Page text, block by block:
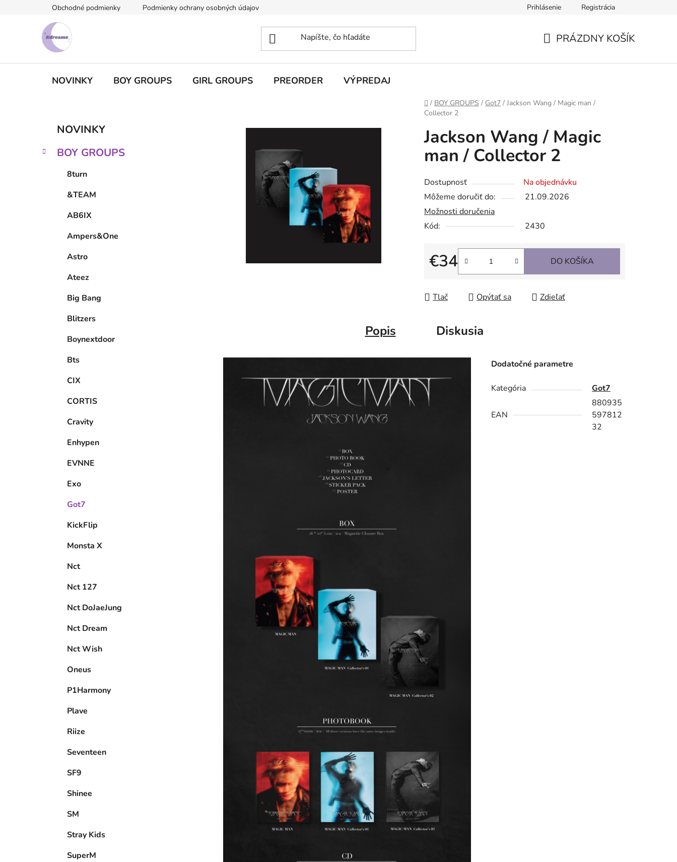
Obchodné podmienky Podmienky ochrany osobných údajov Prihlásenie Registrácia
PRÁZDNY KOŠÍK
NOVINKY BOY GROUPS GIRL GROUPS PREORDER VÝPREDAJ
Domov
/ BOY GROUPS / Got7 / Jackson Wang / Magic man /
Collector 2
č
Preskočiť
kategórie
e
NOVINKY
BOY GROUPS
8turn
&TEAM
AB6IX
Ampers&One
Astro
Ateez
Big Bang
Blitzers
Boynextdoor
Bts
CIX
CORTIS
Cravity
Enhypen
EVNNE
Exo
Got7
KickFlip
Monsta X
Nct
Nct 127
Nct DoJaeJung
Nct Dream
Nct Wish
Oneus
P1Harmony
Plave
Riize
Seventeen
SF9
Shinee
SM
Stray Kids
SuperM
Jackson Wang / Magic
man / Collector 2
Dostupnosť
Na objednávku
Môžeme doručiť do:
21.09.2026
Možnosti doručenia
Kód:
2430
€34
Jednotková cena:
DO KOŠÍKA
Tlač Opýtať sa Zdieľať
Popis Diskusia
Dodatočné parametre
Kategória Got7
EAN
880935
597812
32